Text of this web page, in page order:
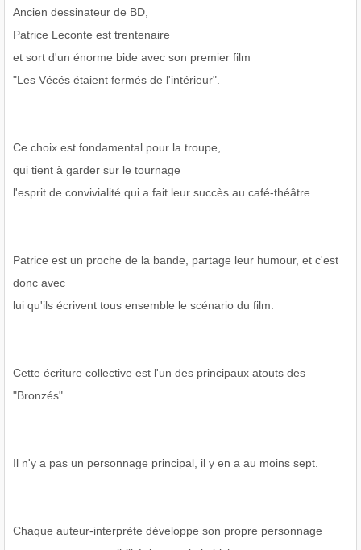
Ancien dessinateur de BD,
Patrice Leconte est trentenaire
et sort d'un énorme bide avec son premier film
"Les Vécés étaient fermés de l'intérieur".
Ce choix est fondamental pour la troupe,
qui tient à garder sur le tournage
l'esprit de convivialité qui a fait leur succès au café-théâtre.
Patrice est un proche de la bande, partage leur humour, et c'est
donc avec
lui qu'ils écrivent tous ensemble le scénario du film.
Cette écriture collective est l'un des principaux atouts des
"Bronzés".
Il n'y a pas un personnage principal, il y en a au moins sept.
Chaque auteur-interprète développe son propre personnage